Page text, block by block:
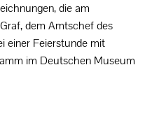
die am
dem Amtschef des
einer Feierstunde mit
im Deutschen Museum